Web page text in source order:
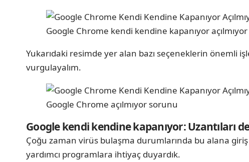
Google Chrome kendi kendine kapanıyor açılmıyor
Yukarıdaki resimde yer alan bazı seçeneklerin önemli
vurgulayalım.
Google Chrome açılmıyor sorunu
Google kendi kendine kapanıyor: Uzantıları
Çoğu zaman virüs bulaşma durumlarında bu alana giriş
yardımcı programlara ihtiyaç duyardık.